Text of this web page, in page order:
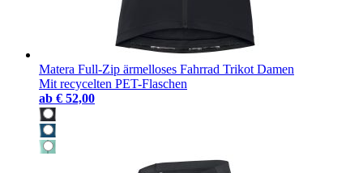
Matera Full-Zip ärmelloses Fahrrad Trikot Damen
Mit recycelten PET-Flaschen
ab € 52,00